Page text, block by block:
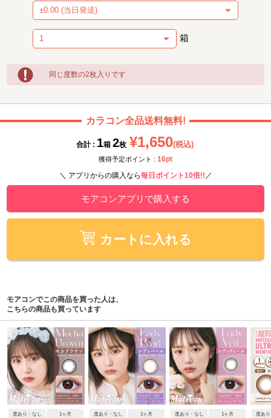
箱
同じ度数の2枚入りです
カラコン全品送料無料!
合計 : 1箱 2枚 ¥1,650(税込)
獲得予定ポイント : 16pt
＼ アプリからの購入なら毎日ポイント10倍!! ／
モアコンアプリで購入する
カートに入れる
モアコンでこの商品を買った人は、
こちらの商品も買っています
度あり・なし 1ヶ月 度あり・なし 1ヶ月 度あり・なし 1ヶ月 度あ